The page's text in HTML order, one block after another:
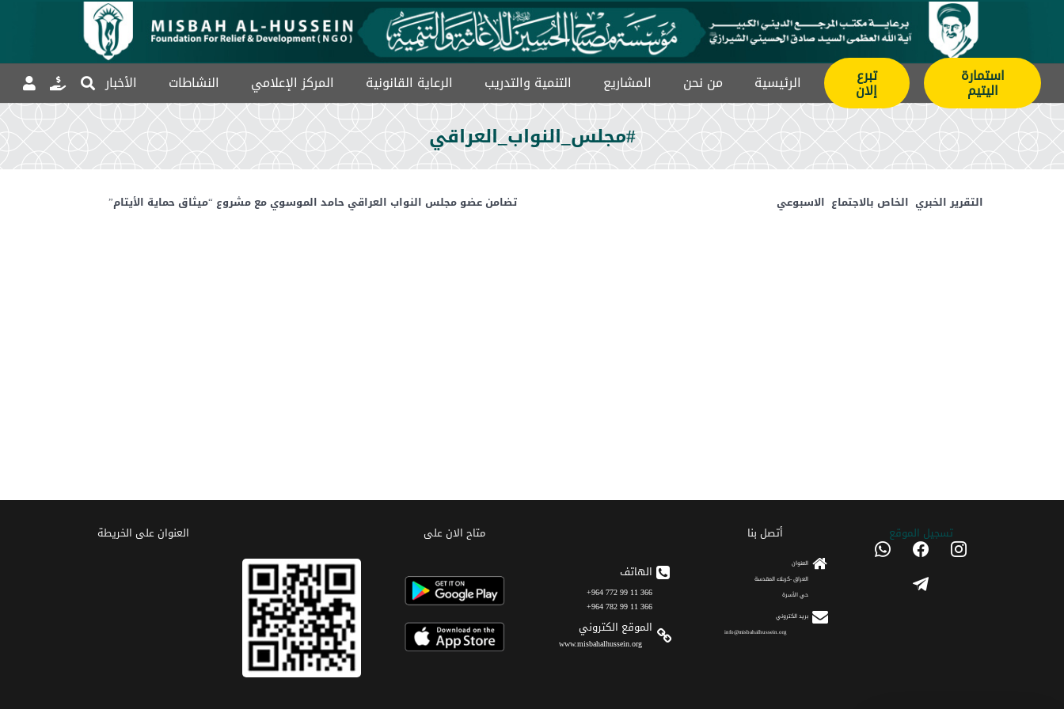
استمارة
اليتيم
تبرع
إلان الرئيسیة من نحن المشاریع التنمیة والتدریب الرعاية القانونية المركز الإعلامي النشاطات الأخبار
#مجلس_النواب_العراقي
التقرير الخبري الخاص بالاجتماع الاسبوعي تضامن عضو مجلس النواب العراقي حامد الموسوي مع مشروع “ميثاق حماية الأيتام”
تسجیل الموقعinstagram
facebook
whatsapp
telegram
أتصل بنا
العنوان
العراق -كربلاء المقدسة
حي الأسرة
برید الکتروني
info@misbahalhussein.org
الهاتف
366 11 99 772 964+
366 11 99 782 964+
الموقع الکتروني
www.misbahalhussein.org
متاح الان على العنوان علی الخریطة